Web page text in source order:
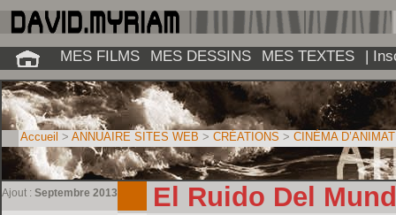
Ajout : Septembre 2013 El Ruido Del
Accueil > ANNUAIRE SITES WEB > CRÉATIONS > CINÉMA
MES FILMS MES DESSINS MES TEXTES |